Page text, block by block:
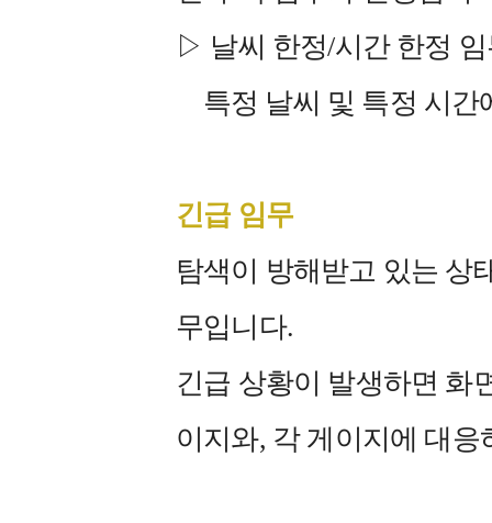
▷ 날씨 한정/시간 한정
특정 날씨 및 특정 시간
긴급 임무
탐색이 방해받고 있는 상
무입니다.
긴급 상황이 발생하면 화
이지와, 각 게이지에 대